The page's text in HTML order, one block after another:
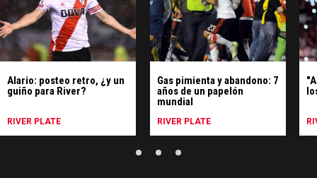
Alario: posteo retro, ¿y un
guiño para River?
RIVER PLATE
Gas pimienta y abandono: 7
años de un papelón
mundial
RIVER PLATE